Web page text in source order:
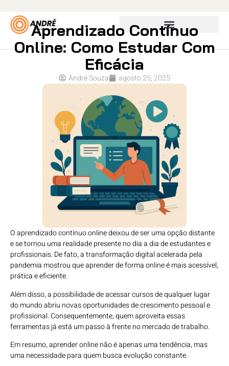
Aprendizado Contínuo
Online: Como Estudar Com
Eficácia
André Souza agosto 25, 2025
O aprendizado contínuo online deixou de ser uma opção distante
e se tornou uma realidade presente no dia a dia de estudantes e
profissionais. De fato, a transformação digital acelerada pela
pandemia mostrou que aprender de forma online é mais acessível,
prática e eficiente.
Além disso, a possibilidade de acessar cursos de qualquer lugar
do mundo abriu novas oportunidades de crescimento pessoal e
profissional. Consequentemente, quem aproveita essas
ferramentas já está um passo à frente no mercado de trabalho.
Em resumo, aprender online não é apenas uma tendência, mas
uma necessidade para quem busca evolução constante.